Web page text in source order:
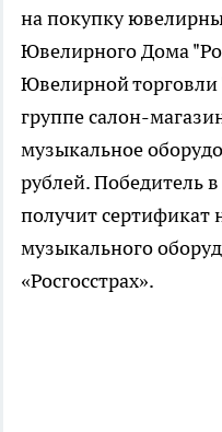
на покупку
Ювелирного Дома
Ювелирной
группе салон-
музыкальное
рублей. Победитель
получит сертификат
музыкального
«Росгосстрах».